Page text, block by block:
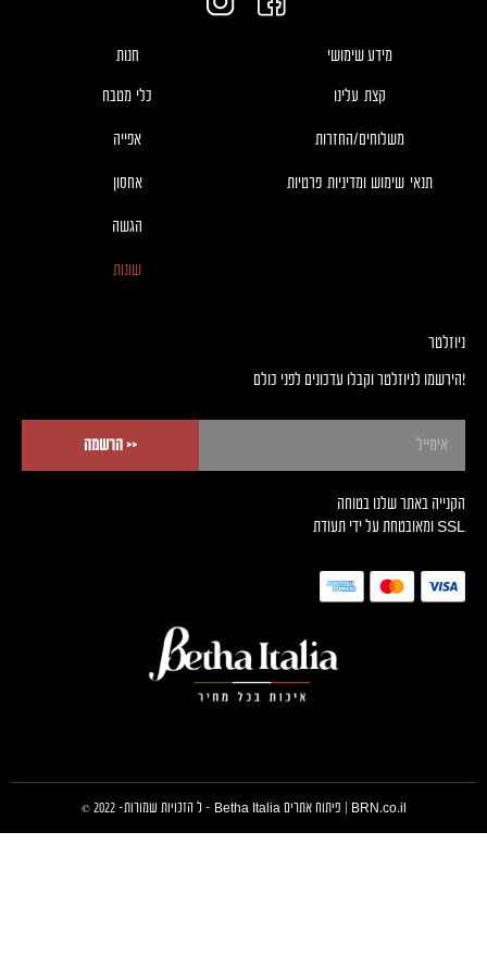
מידע שימושי
קצת עלינו
משלוחים/החזרות
תנאי שימוש ומדיניות פרטיות
חנות
כלי מטבח
אפייה
אחסון
הגשה
שונות
ניוזלטר
!הירשמו לניוזלטר וקבלו עדכונים לפני כולם
<< הרשמה
הקנייה באתר שלנו בטוחה
SSL ומאובטחת על ידי תעודת
BRN.co.il | פיתוח אתרים Betha Italia – ל הזכויות שמורות- 2022 ©